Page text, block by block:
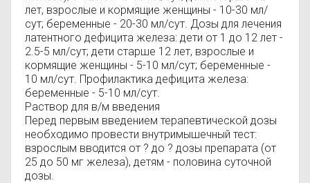
лет, взрослые и кормящие женщины - 10-30 мл/
сут; беременные - 20-30 мл/сут. Дозы для лечения
латентного дефицита железа: дети от 1 до 12 лет -
2.5-5 мл/сут; дети старше 12 лет, взрослые и
кормящие женщины - 5-10 мл/сут; беременные -
10 мл/сут. Профилактика дефицита железа:
беременные - 5-10 мл/сут.
Раствор для в/м введения
Перед первым введением терапевтической дозы
необходимо провести внутримышечный тест:
взрослым вводится от ? до ? дозы препарата (от
25 до 50 мг железа), детям - половина суточной
дозы.